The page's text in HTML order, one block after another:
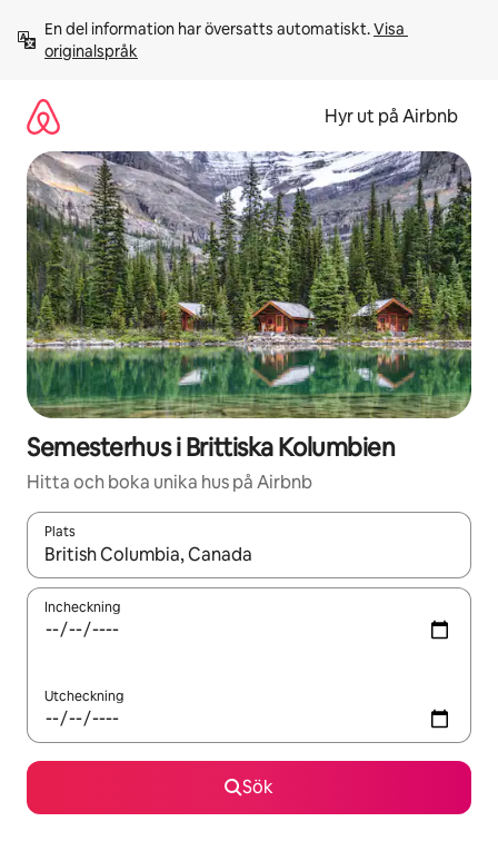
innehåll
En del information har översatts automatiskt. Visa
originalspråk
Hyr ut på Airbnb
Semesterhus i Brittiska Kolumbien
Hitta och boka unika hus på Airbnb
Plats
När resultaten är tillgängliga kan du navigera med upp- och
Incheckning
Utcheckning
Sök